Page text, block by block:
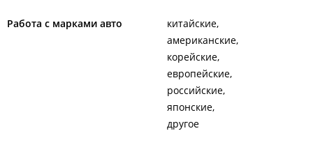
Работа с марками авто
китайские
американские
корейские
европейские
российские
японские
другое